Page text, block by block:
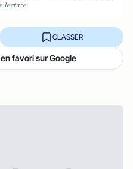
lecture
CLASSER
favori sur Google